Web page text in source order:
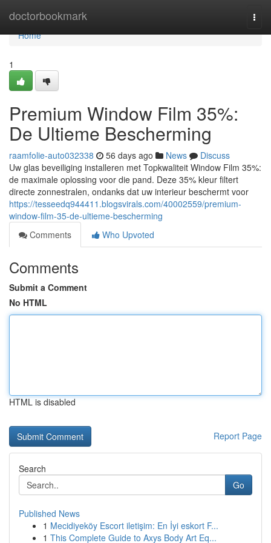
doctorbookmark
Home
Home
1
Premium Window Film 35%:
De Ultieme Bescherming
raamfolie-auto032338 56 days ago News
Discuss
Uw glas beveiliging installeren met Topkwaliteit Window Film 35%:
de maximale oplossing voor die pand. Deze 35% kleur filtert
directe zonnestralen, ondanks dat uw interieur beschermt voor
https://tesseedq944411.blogsvirals.com/40002559/premium-
window-film-35-de-ultieme-bescherming
Comments
Who Upvoted
Comments
Submit a Comment
No HTML
HTML is disabled
Report Page
Search
Go
Published News
1 Mecidiyeköy Escort iletişim: En İyi eskort F...
1 This Complete Guide to Axys Body Art Eq...